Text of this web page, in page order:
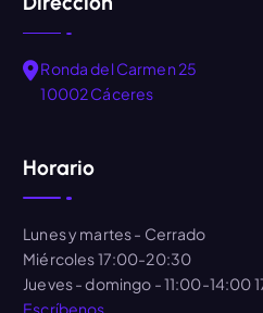
Ronda del Carmen 25
10002 Cáceres
Horario
Lunes y martes- Cerrado
Miércoles17:00-20:30
Jueves - domingo - 11:00-14:00
Escríbenos